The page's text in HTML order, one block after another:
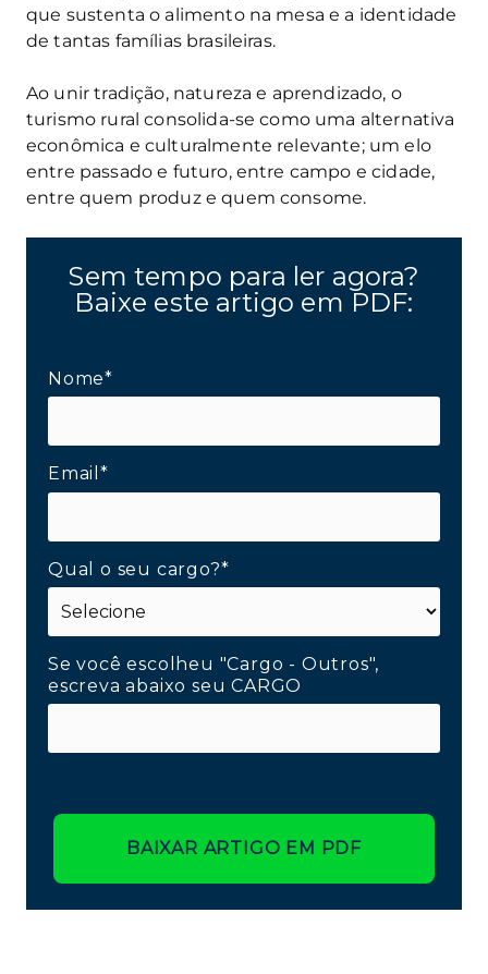
que sustenta o alimento na mesa e a identidade
de tantas famílias brasileiras.
Ao unir tradição, natureza e aprendizado, o
turismo rural consolida-se como uma alternativa
econômica e culturalmente relevante; um elo
entre passado e futuro, entre campo e cidade,
entre quem produz e quem consome.
Sem tempo para ler agora?
Baixe este artigo em PDF:
Nome*
Email*
Qual o seu cargo?*
Se você escolheu "Cargo - Outros",
escreva abaixo seu CARGO
BAIXAR ARTIGO EM PDF